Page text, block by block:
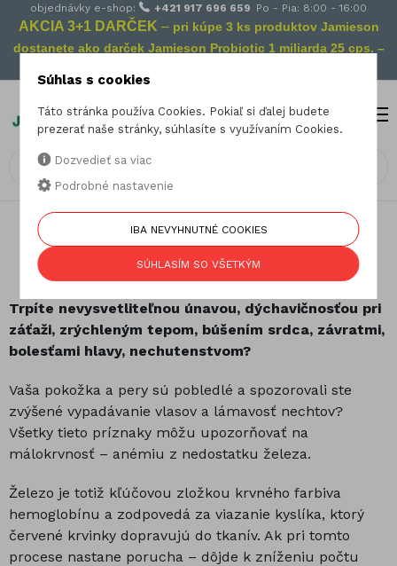
objednávky e-shop: +421 917 696 659 Po - Pia: 8:00 - 16:00
AKCIA 3+1 DARČEK – pri kúpe 3 ks produktov Jamieson
dostanete ako darček Jamieson Probiotic 1 miliarda 25 cps. –
0
22.01.2025
Máte pocit permanentnej únavy? Môže
vám chýbať železo!
Trpíte nevysvetliteľnou únavou, dýchavičnosťou pri
záťaži, zrýchleným tepom, búšením srdca, závratmi,
bolesťami hlavy, nechutenstvom?
Vaša pokožka a pery sú pobledlé a spozorovali ste
zvýšené vypadávanie vlasov a lámavosť nechtov?
Všetky tieto príznaky môžu upozorňovať na
málokrvnosť – anémiu z nedostatku železa.
Železo je totiž kľúčovou zložkou krvného farbiva
hemoglobínu a zodpovedá za viazanie kyslíka, ktorý
červené krvinky dopravujú do tkanív. Ak pri tomto
procese nastane porucha – dôjde k zníženiu počtu
Súhlas s cookies
Táto stránka používa Cookies. Pokiaľ si ďalej budete
prezerať naše stránky, súhlasíte s využívaním Cookies.
Dozvedieť sa viac
Podrobné nastavenie
IBA NEVYHNUTNÉ COOKIES
SÚHLASÍM SO VŠETKÝM